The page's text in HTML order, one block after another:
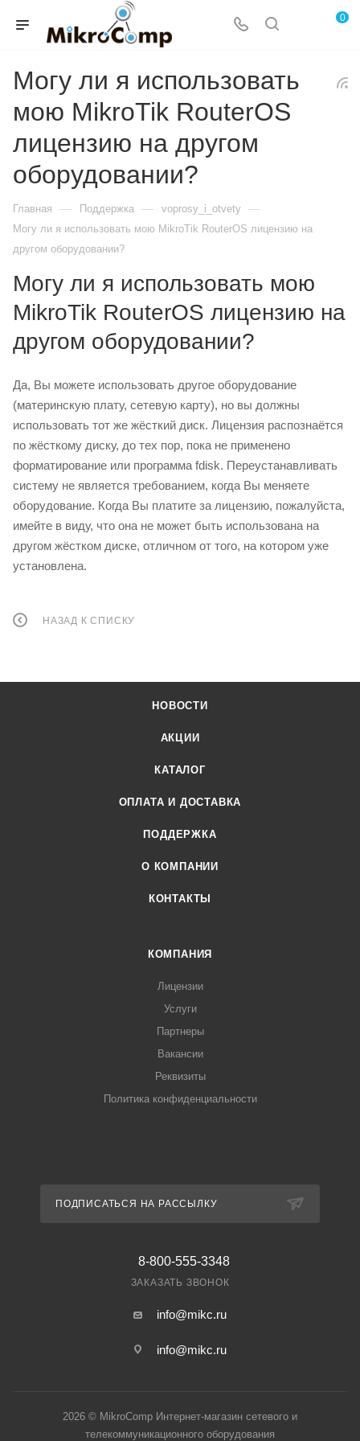
0
Могу ли я использовать
мою MikroTik RouterOS
лицензию на другом
оборудовании?
Главная — Поддержка — voprosy_i_otvety —
Могу ли я использовать мою MikroTik RouterOS лицензию на
другом оборудовании?
Могу ли я использовать мою
MikroTik RouterOS лицензию на
другом оборудовании?
Да, Вы можете использовать другое оборудование
(материнскую плату, сетевую карту), но вы должны
использовать тот же жёсткий диск. Лицензия распознаётся
по жёсткому диску, до тех пор, пока не применено
форматирование или программа fdisk. Переустанавливать
систему не является требованием, когда Вы меняете
оборудование. Когда Вы платите за лицензию, пожалуйста,
имейте в виду, что она не может быть использована на
другом жёстком диске, отличном от того, на котором уже
установлена.
НАЗАД К СПИСКУ
НОВОСТИ
АКЦИИ
КАТАЛОГ
ОПЛАТА И ДОСТАВКА
ПОДДЕРЖКА
О КОМПАНИИ
КОНТАКТЫ
КОМПАНИЯ
Лицензии
Услуги
Партнеры
Вакансии
Реквизиты
Политика конфиденциальности
ПОДПИСАТЬСЯ НА РАССЫЛКУ
8-800-555-3348
ЗАКАЗАТЬ ЗВОНОК
info@mikc.ru
info@mikc.ru
2026 © MikroComp Интернет-магазин сетевого и
телекоммуникационного оборудования